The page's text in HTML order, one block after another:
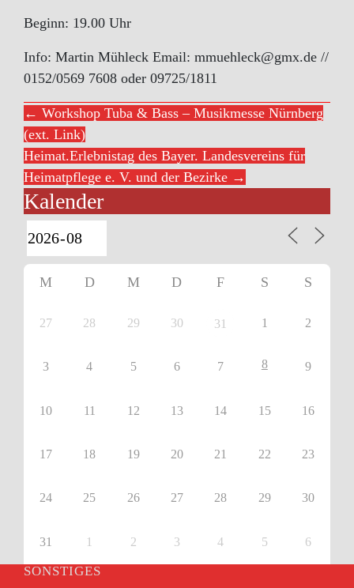
Beginn: 19.00 Uhr
Info: Martin Mühleck Email: mmuehleck@gmx.de //
0152/0569 7608 oder 09725/1811
← Workshop Tuba & Bass – Musikmesse Nürnberg
(ext. Link)
Heimat.Erlebnistag des Bayer. Landesvereins für
Heimatpflege e. V. und der Bezirke →
Kalender
M D M D F S S
27 28 29 30 31 1 2
3 4 5 6 7 8 9
10 11 12 13 14 15 16
17 18 19 20 21 22 23
24 25 26 27 28 29 30
31 1 2 3 4 5 6
SONSTIGES